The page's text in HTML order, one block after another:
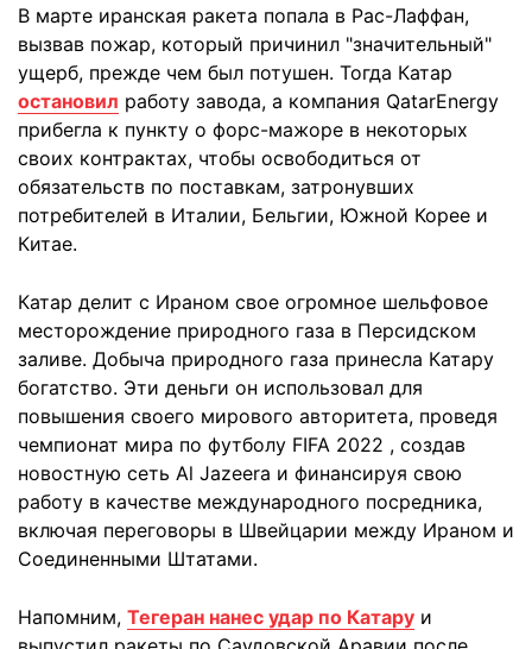
В марте иранская ракета попала в Рас-Лаффан,
вызвав пожар, который причинил "значительный"
ущерб, прежде чем был потушен. Тогда Катар
остановил работу завода, а компания QatarEnergy
прибегла к пункту о форс-мажоре в некоторых
своих контрактах, чтобы освободиться от
обязательств по поставкам, затронувших
потребителей в Италии, Бельгии, Южной Корее и
Китае.
Катар делит с Ираном свое огромное шельфовое
месторождение природного газа в Персидском
заливе. Добыча природного газа принесла Катару
богатство. Эти деньги он использовал для
повышения своего мирового авторитета, проведя
чемпионат мира по футболу FIFA 2022 , создав
новостную сеть Al Jazeera и финансируя свою
работу в качестве международного посредника,
включая переговоры в Швейцарии между Ираном и
Соединенными Штатами.
Напомним, Тегеран нанес удар по Катару и